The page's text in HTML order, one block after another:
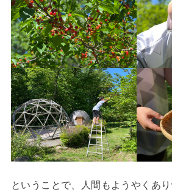
ということで、人間もようやくあり